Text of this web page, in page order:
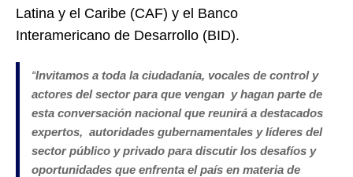
Latina y el Caribe (CAF) y el Banco
Interamericano de Desarrollo (BID).
“Invitamos a toda la ciudadanía, vocales de control y
actores del sector para que vengan y hagan parte de
esta conversación nacional que reunirá a destacados
expertos, autoridades gubernamentales y líderes del
sector público y privado para discutir los desafíos y
oportunidades que enfrenta el país en materia de